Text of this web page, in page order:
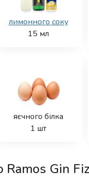
лимонного соку
15 мл
яєчного білка
1 шт
Ramos Gin